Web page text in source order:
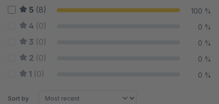
5 (8) 100 %
4 (0) 0 %
3 (0) 0 %
2 (0) 0 %
1 (0) 0 %
Sort by